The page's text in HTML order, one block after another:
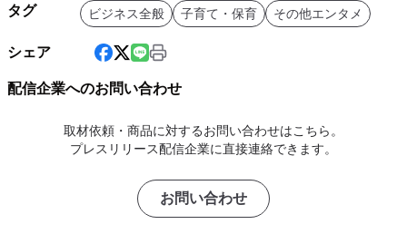
タグ ビジネス全般 子育て・保育 その他エンタメ
シェア
配信企業へのお問い合わせ
取材依頼・商品に対するお問い合わせはこちら。
プレスリリース配信企業に直接連絡できます。
お問い合わせ